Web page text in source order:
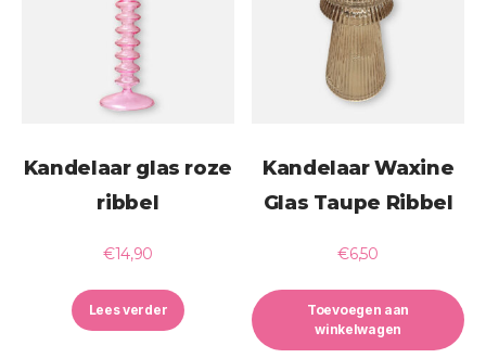
Kandelaar glas roze
ribbel
€14,90
Lees verder
Kandelaar Waxine
Glas Taupe Ribbel
€6,50
Toevoegen aan
winkelwagen